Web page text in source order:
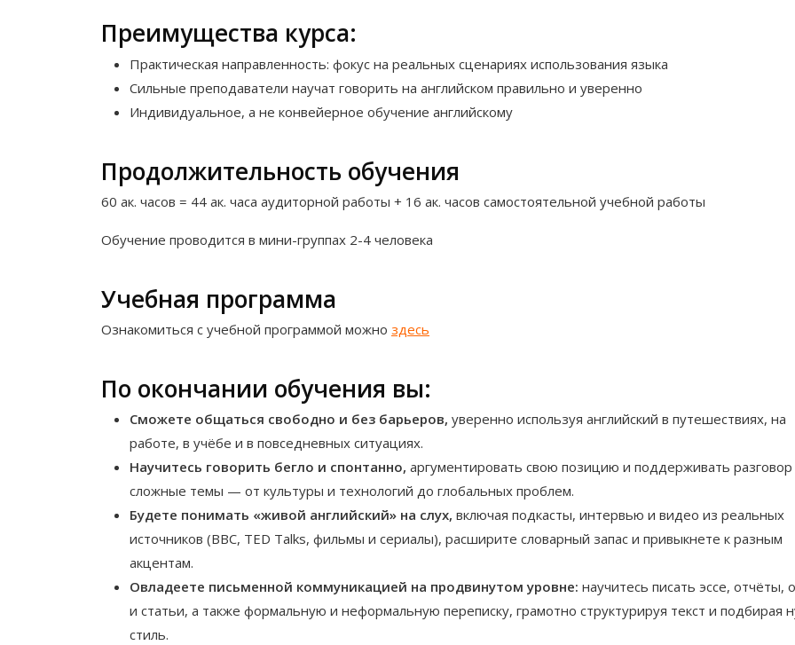
Преимущества курса:
Практическая направленность: фокус на реальных сценариях использования языка
Сильные преподаватели научат говорить на английском правильно и уверенно
Индивидуальное, а не конвейерное обучение английскому
Продолжительность обучения
60 ак. часов = 44 ак. часа аудиторной работы + 16 ак. часов самостоятельной учебной работы
Обучение проводится в мини-группах 2-4 человека
Учебная программа
Ознакомиться с учебной программой можно здесь
По окончании обучения вы:
Сможете общаться свободно и без барьеров, уверенно используя английский в путешествиях, на
работе, в учёбе и в повседневных ситуациях.
Научитесь говорить бегло и спонтанно, аргументировать свою позицию и поддерживать разговор
сложные темы — от культуры и технологий до глобальных проблем.
Будете понимать «живой английский» на слух, включая подкасты, интервью и видео из реальных
источников (BBC, TED Talks, фильмы и сериалы), расширите словарный запас и привыкнете к разным
акцентам.
Овладеете письменной коммуникацией на продвинутом уровне: научитесь писать эссе, отчёты,
и статьи, а также формальную и неформальную переписку, грамотно структурируя текст и подбирая
стиль.